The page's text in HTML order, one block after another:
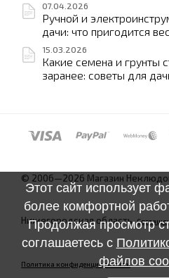
07.04.2026
Ручной и
дачи: что пригодится
15.03.2026
Какие семена и грунты
заранее: советы для
© 2006—2026 Магазин
Нижегородская область.
Политика конфиденциальности
Этот сайт использует
более комфортной
Продолжая просмотр
соглашаетесь с
файлов